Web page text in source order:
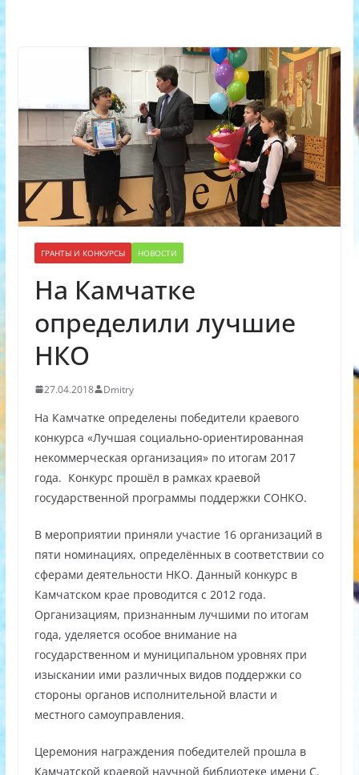
ГРАНТЫ И КОНКУРСЫ НОВОСТИ
На Камчатке
определили лучшие
НКО
27.04.2018 Dmitry
На Камчатке определены победители краевого
конкурса «Лучшая социально-ориентированная
некоммерческая организация» по итогам 2017
года. Конкурс прошёл в рамках краевой
государственной программы поддержки СОНКО.
В мероприятии приняли участие 16 организаций в
пяти номинациях, определённых в соответствии со
сферами деятельности НКО. Данный конкурс в
Камчатском крае проводится с 2012 года.
Организациям, признанным лучшими по итогам
года, уделяется особое внимание на
государственном и муниципальном уровнях при
изыскании ими различных видов поддержки со
стороны органов исполнительной власти и
местного самоуправления.
Церемония награждения победителей прошла в
Камчатской краевой научной библиотеке имени С.